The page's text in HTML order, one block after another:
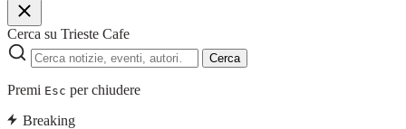
Cerca su Trieste Cafe
Cerca
Premi Esc per chiudere
Breaking